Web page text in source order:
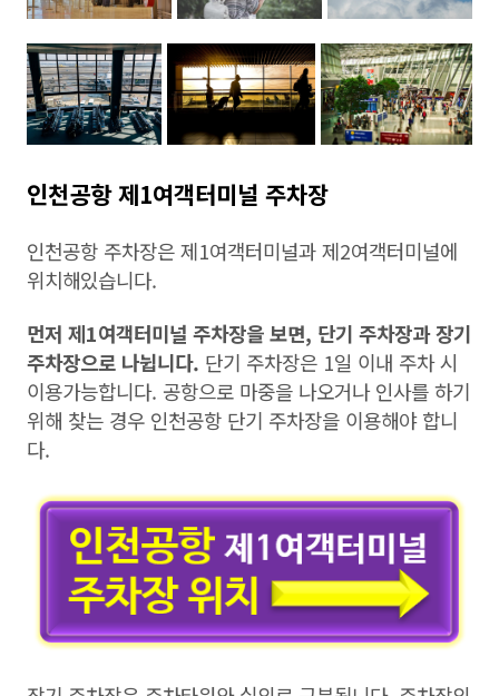
인천공항 제1여객터미널 주차장
인천공항 주차장은 제1여객터미널과 제2여객터미널에
위치해있습니다.
먼저 제1여객터미널 주차장을 보면, 단기 주차장과 장기
주차장으로 나뉩니다. 단기 주차장은 1일 이내 주차 시
이용가능합니다. 공항으로 마중을 나오거나 인사를 하기
위해 찾는 경우 인천공항 단기 주차장을 이용해야 합니
다.